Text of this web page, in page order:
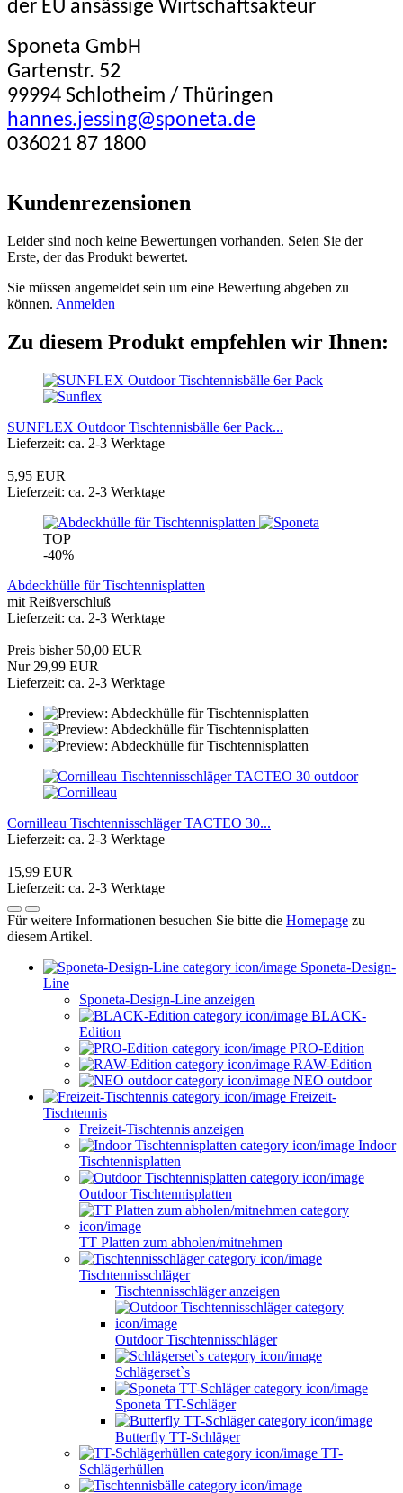
der EU ansässige Wirtschaftsakteur
Sponeta GmbH
Gartenstr. 52
99994 Schlotheim / Thüringen
hannes.jessing@sponeta.de
036021 87 1800
Kundenrezensionen
Leider sind noch keine Bewertungen vorhanden. Seien Sie der
Erste, der das Produkt bewertet.
Sie müssen angemeldet sein um eine Bewertung abgeben zu
können. Anmelden
Zu diesem Produkt empfehlen wir Ihnen:
SUNFLEX Outdoor Tischtennisbälle 6er Pack...
Lieferzeit: ca. 2-3 Werktage
5,95 EUR
Lieferzeit: ca. 2-3 Werktage
TOP
-40%
Abdeckhülle für Tischtennisplatten
mit Reißverschluß
Lieferzeit: ca. 2-3 Werktage
Preis bisher 50,00 EUR
Nur 29,99 EUR
Lieferzeit: ca. 2-3 Werktage
Cornilleau Tischtennisschläger TACTEO 30...
Lieferzeit: ca. 2-3 Werktage
15,99 EUR
Lieferzeit: ca. 2-3 Werktage
Für weitere Informationen besuchen Sie bitte die Homepage zu
diesem Artikel.
Sponeta-Design-
Line
Sponeta-Design-Line anzeigen
BLACK-
Edition
PRO-Edition
RAW-Edition
NEO outdoor
Freizeit-
Tischtennis
Freizeit-Tischtennis anzeigen
Indoor
Tischtennisplatten
Outdoor Tischtennisplatten
TT Platten zum abholen/mitnehmen
Tischtennisschläger
Tischtennisschläger anzeigen
Outdoor Tischtennisschläger
Schlägerset`s
Sponeta TT-Schläger
Butterfly TT-Schläger
TT-
Schlägerhüllen